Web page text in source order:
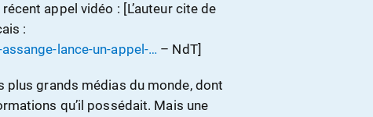
appel vidéo : [L’auteur cite de
:
lance-un-appel-… – NdT]
grands médias du monde, dont
qu’il possédait. Mais une